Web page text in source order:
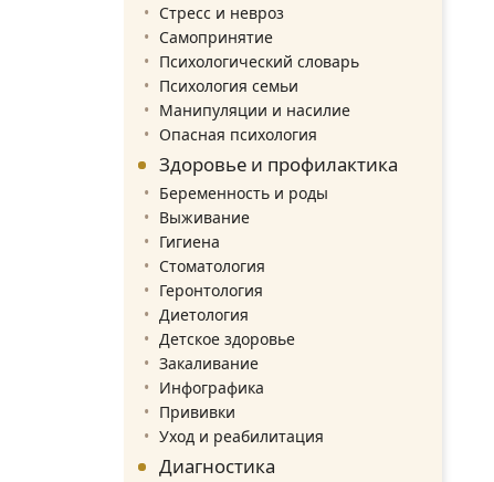
Стресс и невроз
Самопринятие
Психологический словарь
Психология семьи
Манипуляции и насилие
Опасная психология
Здоровье и профилактика
Беременность и роды
Выживание
Гигиена
Стоматология
Геронтология
Диетология
Детское здоровье
Закаливание
Инфографика
Прививки
Уход и реабилитация
Диагностика